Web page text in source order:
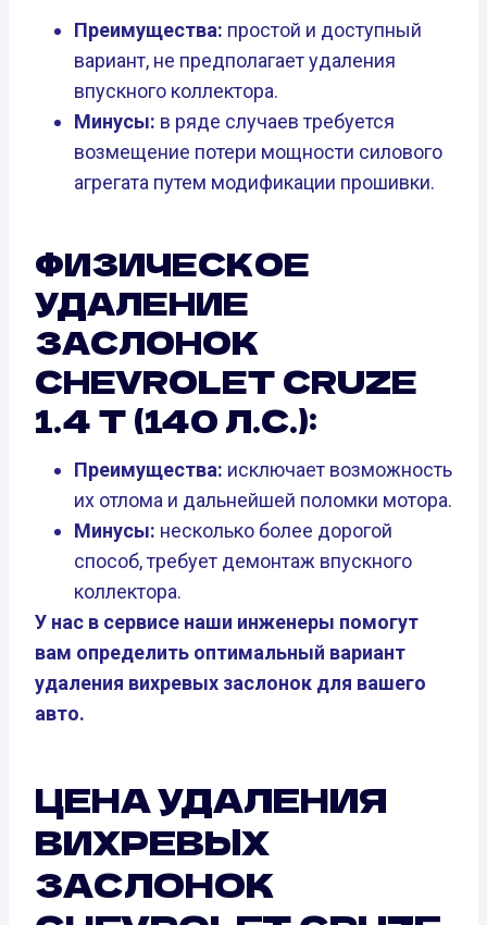
Преимущества: простой и доступный
вариант, не предполагает удаления
впускного коллектора.
Минусы: в ряде случаев требуется
возмещение потери мощности силового
агрегата путем модификации прошивки.
ФИЗИЧЕСКОЕ
УДАЛЕНИЕ
ЗАСЛОНОК
CHEVROLET CRUZE
1.4 T (140 Л.С.):
Преимущества: исключает возможность
их отлома и дальнейшей поломки мотора.
Минусы: несколько более дорогой
способ, требует демонтаж впускного
коллектора.
У нас в сервисе наши инженеры помогут
вам определить оптимальный вариант
удаления вихревых заслонок для вашего
авто.
ЦЕНА УДАЛЕНИЯ
ВИХРЕВЫХ
ЗАСЛОНОК